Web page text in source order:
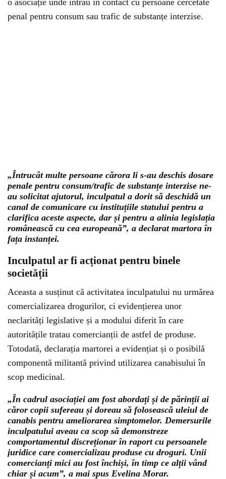
o asociație unde intrau în contact cu persoane cercetate
penal pentru consum sau trafic de substanțe interzise.
„Întrucât multe persoane cărora li s-au deschis dosare
penale pentru consum/trafic de substanțe interzise ne-
au solicitat ajutorul, inculpatul a dorit să deschidă un
canal de comunicare cu instituțiile statului pentru a
clarifica aceste aspecte, dar și pentru a alinia legislația
românească cu cea europeană”, a declarat martora în
fața instanței.
Inculpatul ar fi acționat pentru binele
societății
Aceasta a susținut că activitatea inculpatului nu urmărea
comercializarea drogurilor, ci evidențierea unor
neclarități legislative și a modului diferit în care
autoritățile tratau comercianții de astfel de produse.
Totodată, declarația martorei a evidențiat și o posibilă
componentă militantă privind utilizarea canabisului în
scop medicinal.
„În cadrul asociației am fost abordați și de părinții ai
căror copii sufereau și doreau să folosească uleiul de
canabis pentru ameliorarea simptomelor. Demersurile
inculpatului aveau ca scop să demonstreze
comportamentul discreționar în raport cu persoanele
juridice care comercializau produse cu droguri. Unii
comercianți mici au fost închiși, în timp ce alții vând
chiar și acum”, a mai spus Evelina Morar.